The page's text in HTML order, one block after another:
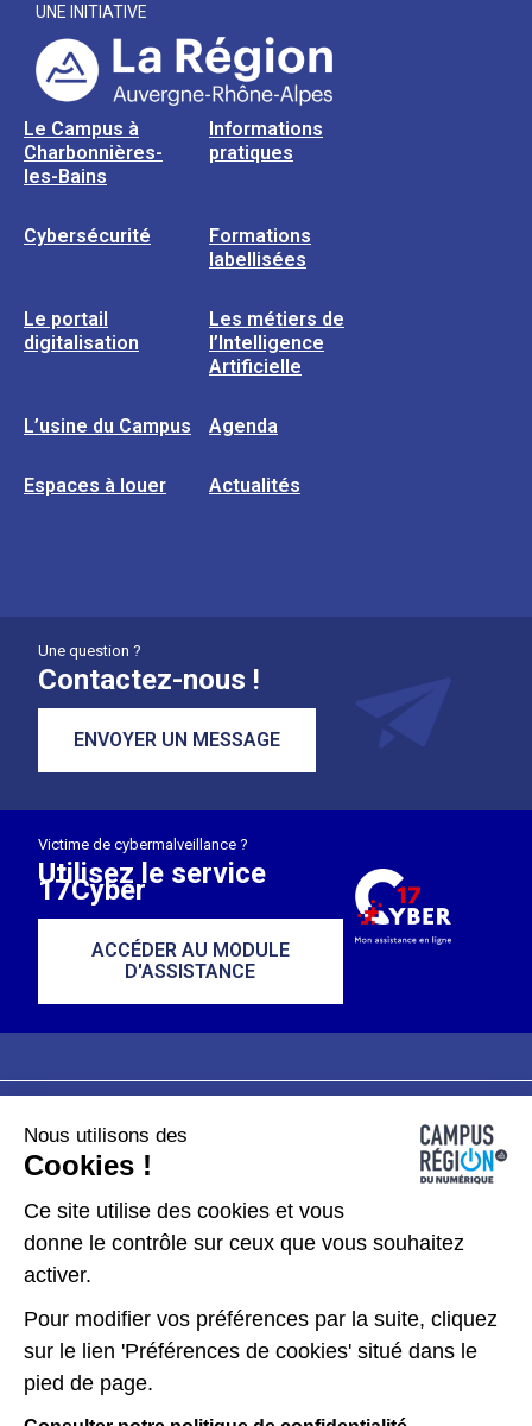
UNE INITIATIVE
Le Campus à
Charbonnières-
les-Bains
Informations
pratiques
Cybersécurité
Formations
labellisées
Le portail
digitalisation
Les métiers de
l’Intelligence
Artificielle
L’usine du Campus Agenda
Espaces à louer Actualités
Une question ?
Contactez-nous !
ENVOYER UN MESSAGE
Victime de cybermalveillance ?
Utilisez le service
17Cyber
ACCÉDER AU MODULE
D'ASSISTANCE
Plan du site
Données personnelles
Kit de communication
Accessibilité : partiellement conforme
Nous utilisons des
Cookies !
Ce site utilise des cookies et vous
donne le contrôle sur ceux que vous souhaitez
activer.
Pour modifier vos préférences par la suite, cliquez
sur le lien 'Préférences de cookies' situé dans le
pied de page.